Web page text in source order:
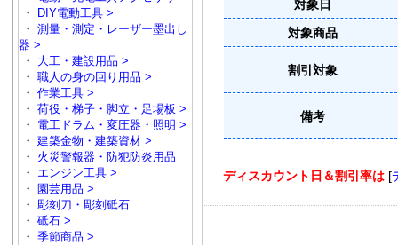
・
DIY電動工具 >
・ 測量・測定・レーザー墨出し
器 >
・ 大工・建設用品 >
・ 職人の身の回り用品 >
・ 作業工具 >
・ 荷役・梯子・脚立・足場板 >
・ 電工ドラム・変圧器・照明 >
・ 建築金物・建築資材 >
・ 火災警報器・防犯防炎用品
・ エンジン工具 >
・ 園芸用品 >
・ 彫刻刀・彫刻砥石
・ 砥石 >
・ 季節商品 >
対象日
対象商品
割引対象
備考
ディスカウント日＆割引率は [